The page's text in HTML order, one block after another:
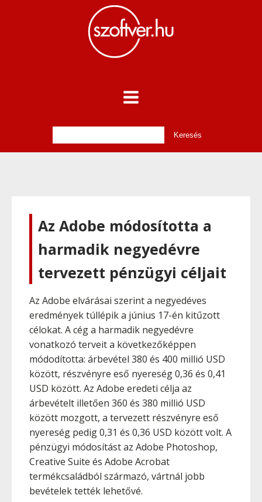
Az Adobe módosította a
harmadik negyedévre
tervezett pénzügyi céljait
Az Adobe elvárásai szerint a negyedéves
eredmények túllépik a június 17-én kitűzott
célokat. A cég a harmadik negyedévre
vonatkozó terveit a következőképpen
módodította: árbevétel 380 és 400 millió USD
között, részvényre eső nyereség 0,36 és 0,41
USD között. Az Adobe eredeti célja az
árbevételt illetően 360 és 380 millió USD
között mozgott, a tervezett részvényre eső
nyereség pedig 0,31 és 0,36 USD között volt. A
pénzügyi módosítást az Adobe Photoshop,
Creative Suite és Adobe Acrobat
termékcsaládból származó, vártnál jobb
bevételek tették lehetővé.